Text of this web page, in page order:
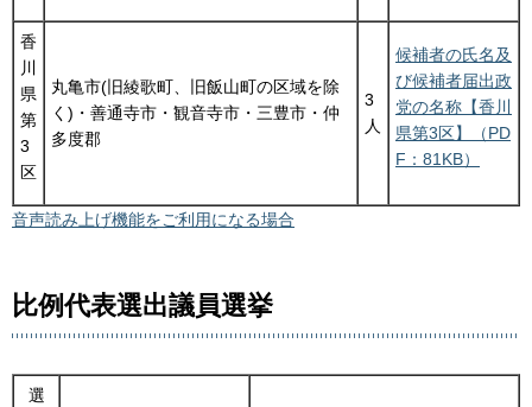
香
川
県
第
3
区
丸亀市(旧綾歌町、旧飯山町の区域を除
く)・善通寺市・観音寺市・三豊市・仲
多度郡
3
人
候補者の氏名及
び候補者届出政
党の名称【香川
県第3区】（PD
F：81KB）
音声読み上げ機能をご利用になる場合
比例代表選出議員選挙
選